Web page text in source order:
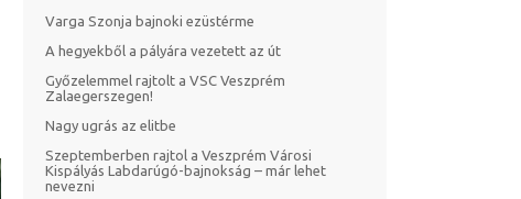
Varga Szonja bajnoki ezüstérme
A hegyekből a pályára vezetett az út
Győzelemmel rajtolt a VSC Veszprém
Zalaegerszegen!
Nagy ugrás az elitbe
Szeptemberben rajtol a Veszprém Városi
Kispályás Labdarúgó-bajnokság – már lehet
nevezni